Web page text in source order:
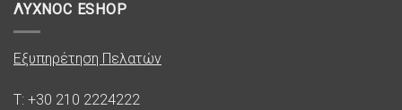
ΛΥΧΝΟC ESHOP
Εξυπηρέτηση Πελατών
T: +30 210 2224222